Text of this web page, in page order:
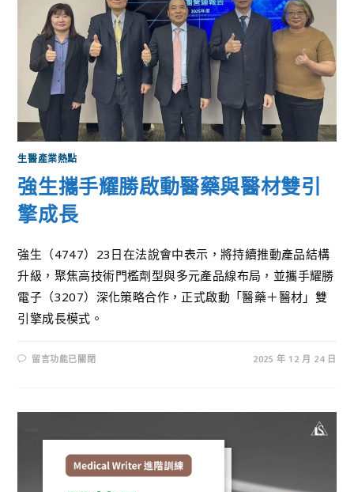
生醫產業熱點
強生攜手耀勝啟動醫藥與醫材雙引
擎成長
強生（4747）23日在法說會中表示，將持續推動產品結構
升級，聚焦高技術門檻劑型與多元產品線布局，並攜手耀勝
電子（3207）深化策略合作，正式啟動「醫藥＋醫材」雙
引擎成長模式。
留言功能已關閉 2025 年 12 月 24 日